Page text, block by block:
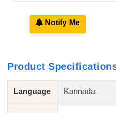
Notify Me
Product
Language Kannada